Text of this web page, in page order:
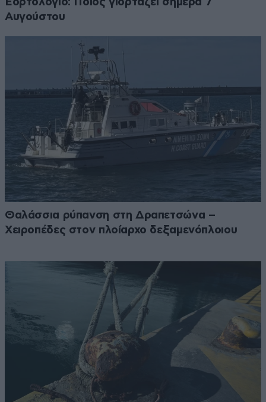
Αυγούστου
Θαλάσσια ρύπανση στη Δραπετσώνα –
Χειροπέδες στον πλοίαρχο δεξαμενόπλοιου